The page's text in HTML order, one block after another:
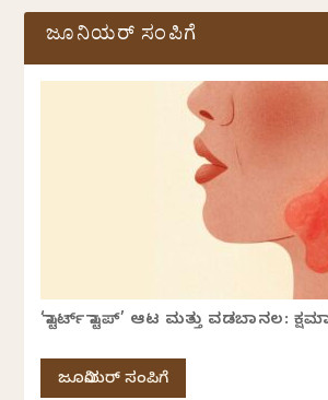
ಜೂನಿಯರ್ ಸಂಪಿಗೆ
‘ಸ್ಟಾರ್ಟ್ ಸ್ಟಾಪ್’ ಆಟ ಮತ್ತು ವಡಬಾನಲ:
ಜೂನಿಯರ್ ಸಂಪಿಗೆ